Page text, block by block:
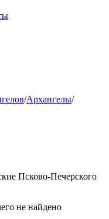
/Архангелы/
Псково-Печерского
не найдено